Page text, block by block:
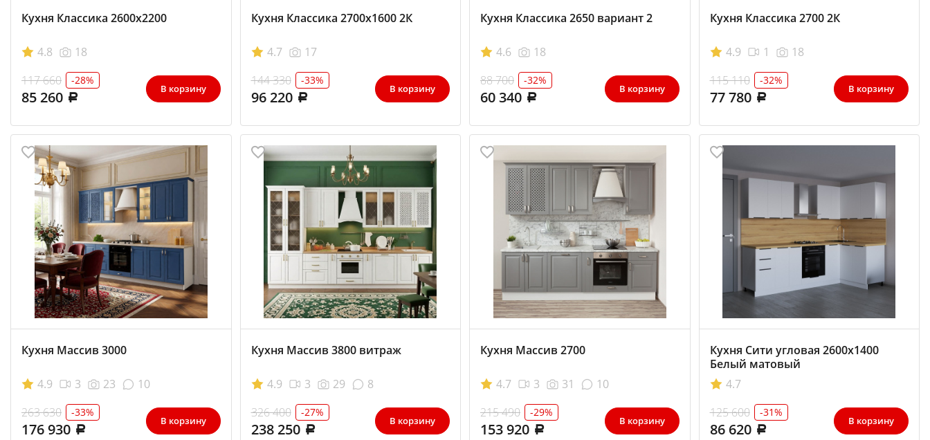
Кухня Классика 2600х2200
4.8
18
117 660
-28%
85 260 В корзину
Кухня Классика 2700х1600 2К
4.7
17
144 330
-33%
96 220 В корзину
Кухня Классика 2650 вариант 2
4.6
18
88 700
-32%
60 340 В корзину
Кухня Классика 2700 2К
4.9 1
18
115 110
-32%
77 780 В корзину
Кухня Массив 3000
4.9 3 23
10
263 630
-33%
176 930 В корзину
Кухня Массив 3800 витраж
4.9 3 29
8
326 400
-27%
238 250 В корзину
Кухня Массив 2700
4.7 3 31
10
215 490
-29%
153 920 В корзину
Кухня Сити угловая 2600х1400
Белый матовый
4.7
125 600
-31%
86 620 В корзину